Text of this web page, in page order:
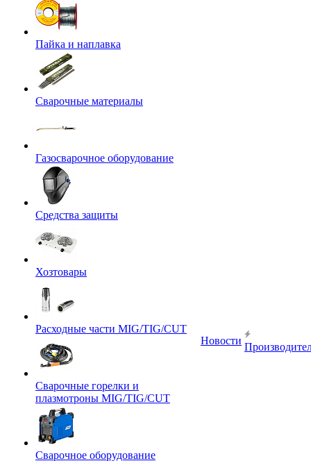
Пайка и наплавка
Сварочные материалы
Газосварочное оборудование
Средства защиты
Хозтовары
Расходные части MIG/TIG/CUT
Сварочные горелки и
плазмотроны MIG/TIG/CUT
Сварочное оборудование
Новости